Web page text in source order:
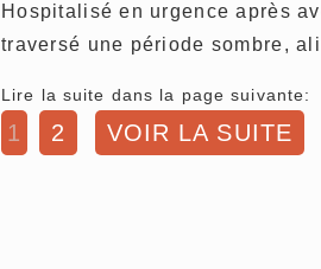
Hospitalisé en urgence après
traversé une période sombre,
Lire la suite dans la page suivante:
1 2 VOIR LA SUITE